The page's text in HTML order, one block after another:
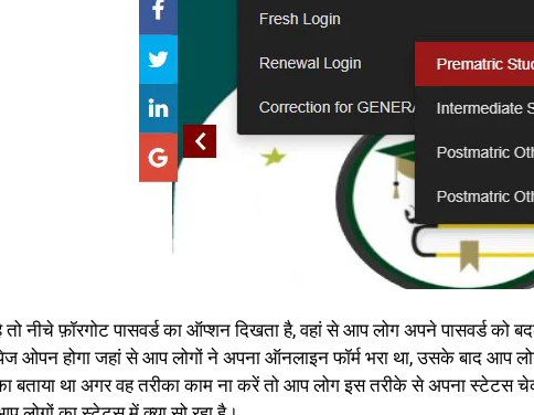
तो नीचे फ़ॉरगोट पासवर्ड का ऑप्शन दिखता है, वहां से आप लोग अपने
ओपन होगा जहां से आप लोगों ने अपना ऑनलाइन फॉर्म भरा था, उसके बाद आप
बताया था अगर वह तरीका काम ना करें तो आप लोग इस तरीके से अपना